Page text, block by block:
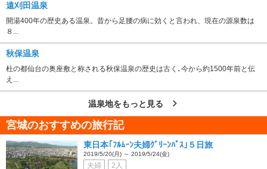
遠刈田温泉
開湯400年の歴史ある温泉。昔から足腰の病に効くと言われ、現在の源泉数は
８...
秋保温泉
杜の都仙台の奥座敷と称される秋保温泉の歴史は古く､今から約1500年前と伝
え...
温泉地をもっと見る
宮城のおすすめの旅行記
東日本｢ﾌﾙﾑｰﾝ夫婦ｸﾞﾘｰﾝﾊﾟｽ｣５日旅
2019/5/20(月) ～ 2019/5/24(金)
夫婦 2人